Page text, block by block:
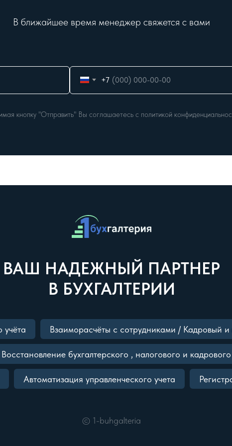
В ближайшее время менеджер свяжется с вами
+7
кнопку "Отправить" Вы соглашаетесь с политикой
ВАШ НАДЕЖНЫЙ ПАРТНЕР
В БУХГАЛТЕРИИ
учёта Взаиморасчёты с сотрудниками / Кадровый и
Восстановление бухгалтерского , налогового и кадрового
Автоматизация управленческого учета
© 1-buhgalteria